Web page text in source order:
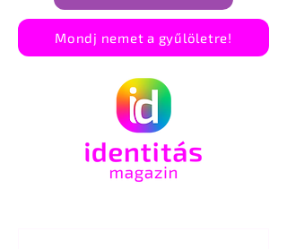
Mondj nemet a gyűlöletre!